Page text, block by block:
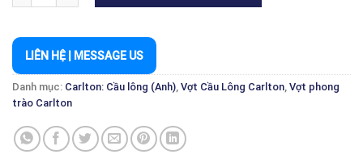
LIÊN HỆ | MESSAGE US
Danh mục: Carlton: Cầu lông (Anh) Vợt Cầu Lông Carlton Vợt phong
trào Carlton